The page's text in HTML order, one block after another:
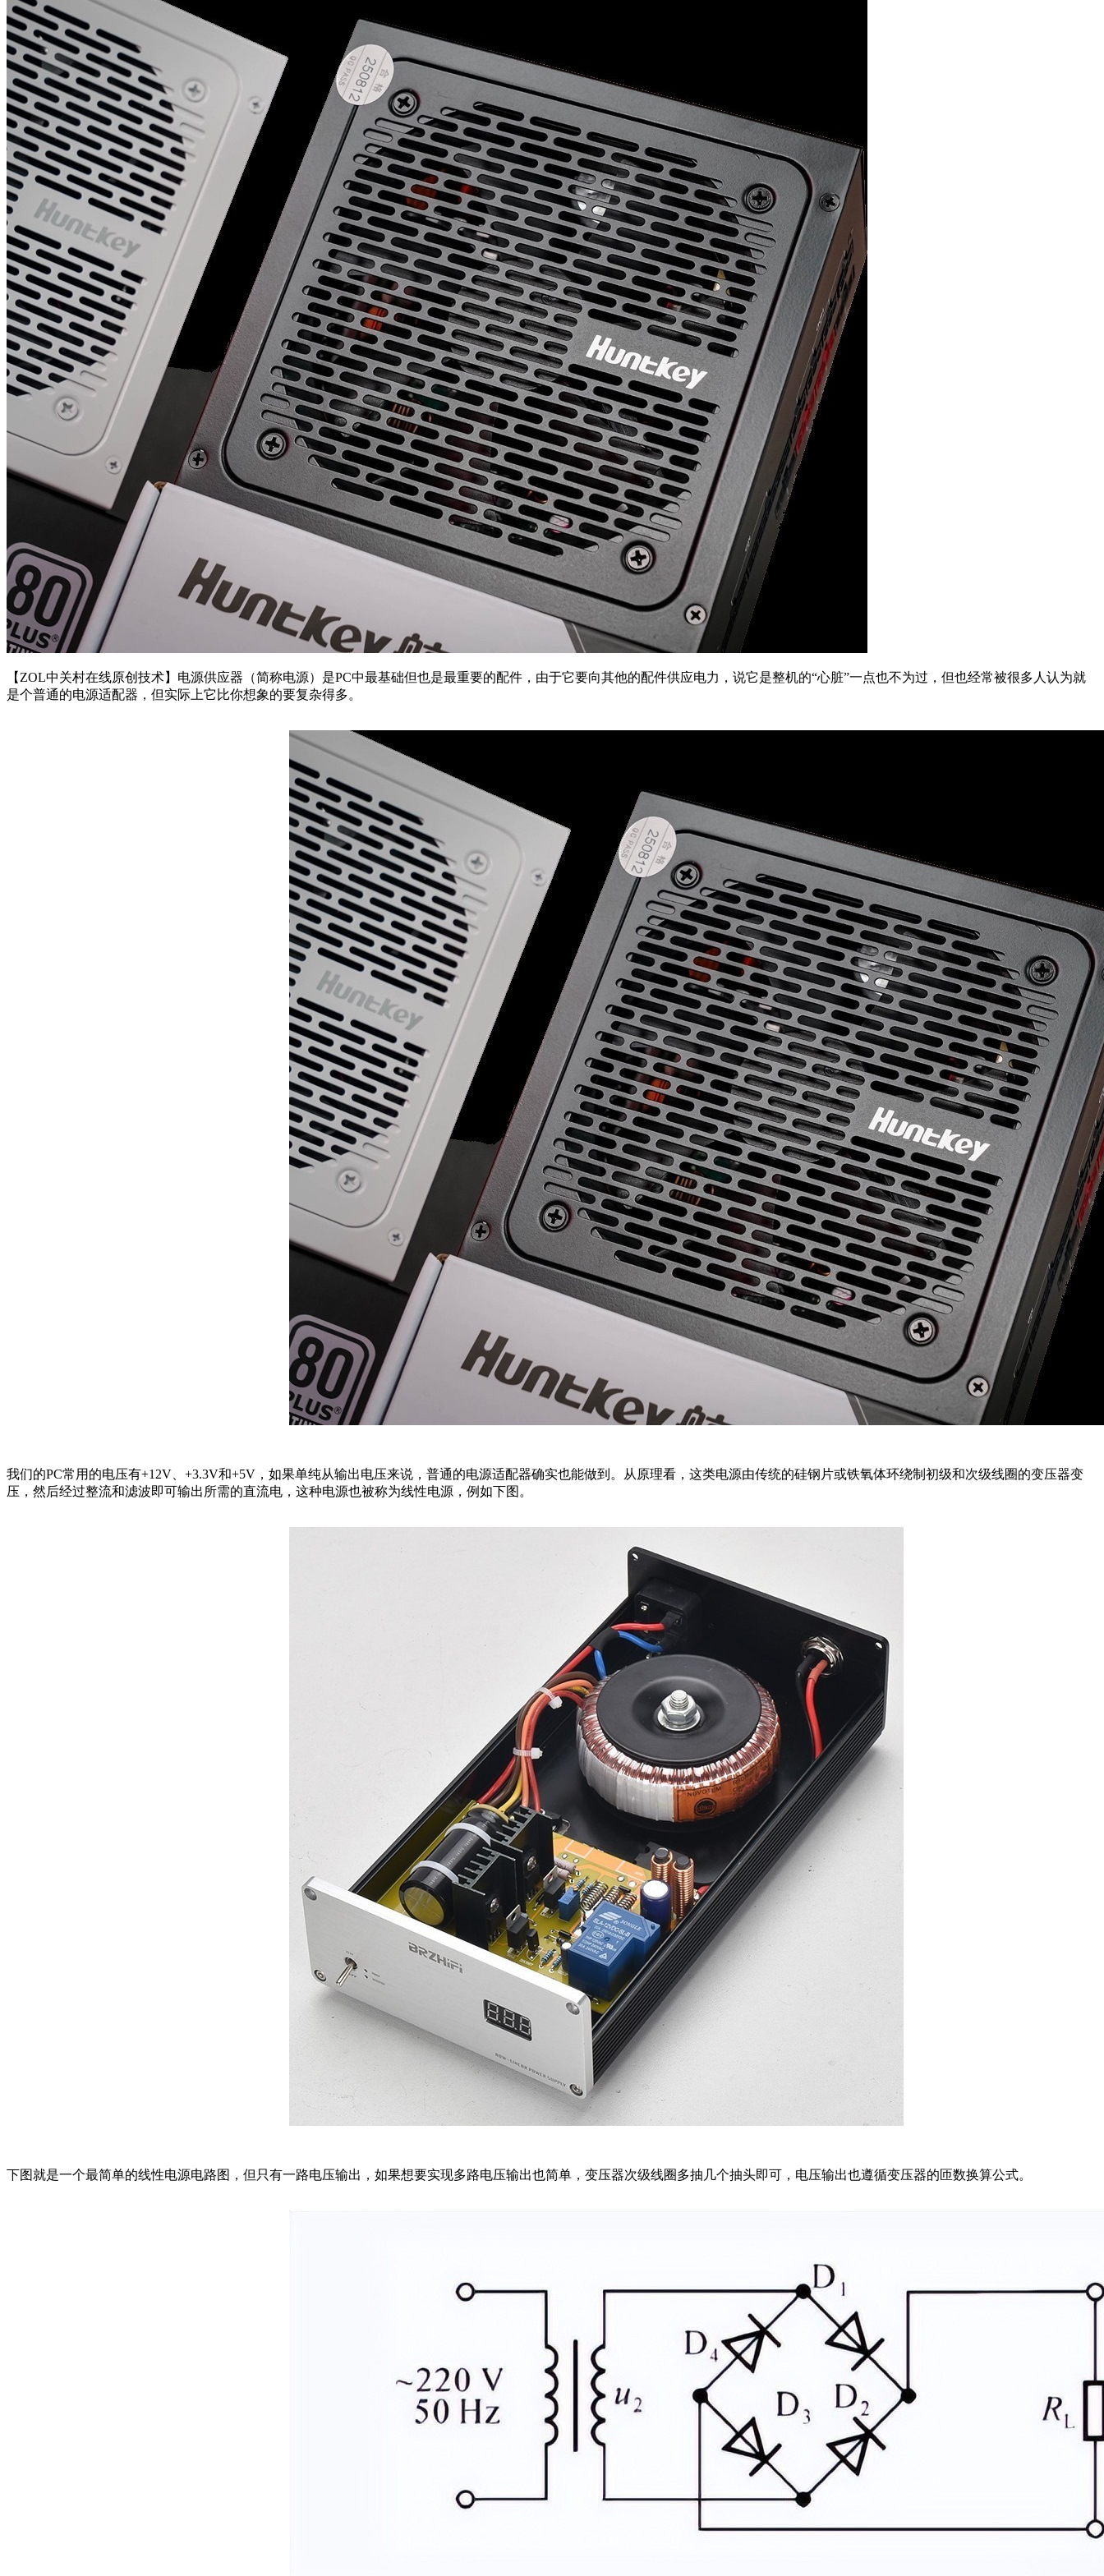
【ZOL中关村在线原创技术】电源供应器（简称电源）是PC中最基础但也是最重要的配件，由于它要向其他的配件供应电力，说它是整机的“心脏”一点也不为过，但也经常被很多人认为就
是个普通的电源适配器，但实际上它比你想象的要复杂得多。
我们的PC常用的电压有+12V、+3.3V和+5V，如果单纯从输出电压来说，普通的电源适配器确实也能做到。从原理看，这类电源由传统的硅钢片或铁氧体环绕制初级和次级线圈的变压器变
压，然后经过整流和滤波即可输出所需的直流电，这种电源也被称为线性电源，例如下图。
下图就是一个最简单的线性电源电路图，但只有一路电压输出，如果想要实现多路电压输出也简单，变压器次级线圈多抽几个抽头即可，电压输出也遵循变压器的匝数换算公式。